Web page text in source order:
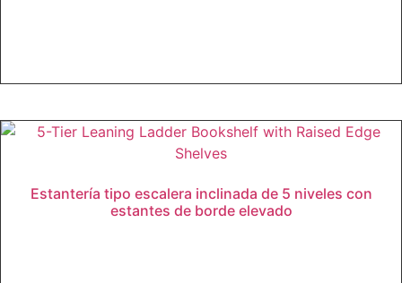
Estantería tipo escalera inclinada de 5 niveles con
estantes de borde elevado